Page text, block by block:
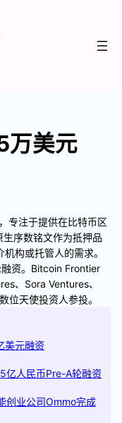
万美元
专注于提供在比特币区
序数铭文作为抵押品
构或托管人的需求。
资。Bitcoin Frontier
、Sora Ventures、
天使投资人参投。
美元融资
亿人民币Pre-A轮融资
创业公司Ommo完成